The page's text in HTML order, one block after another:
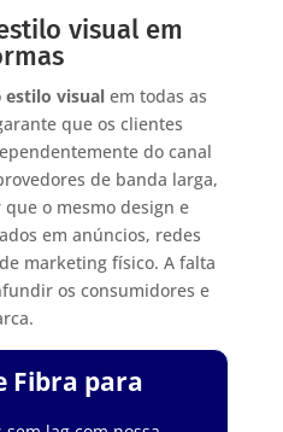
visual em
estilo visualem todas as
que os clientes
do canal
de banda larga,
o mesmo design e
em anúncios, redes
marketing físico. A falta
os consumidores e
Fibra para